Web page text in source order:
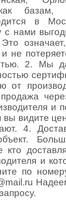
как
в
с нами
и не
2. Мы
и
видите
4.
и
по